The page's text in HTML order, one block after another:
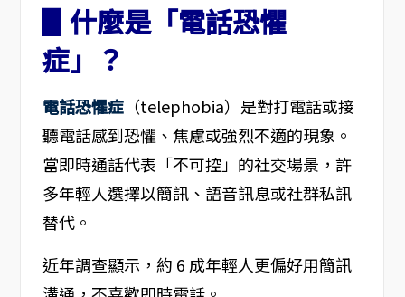
▋什麼是「電話恐懼
症」？
電話恐懼症（telephobia）是對打電話或接
聽電話感到恐懼、焦慮或強烈不適的現象。
當即時通話代表「不可控」的社交場景，許
多年輕人選擇以簡訊、語音訊息或社群私訊
替代。
近年調查顯示，約 6 成年輕人更偏好用簡訊